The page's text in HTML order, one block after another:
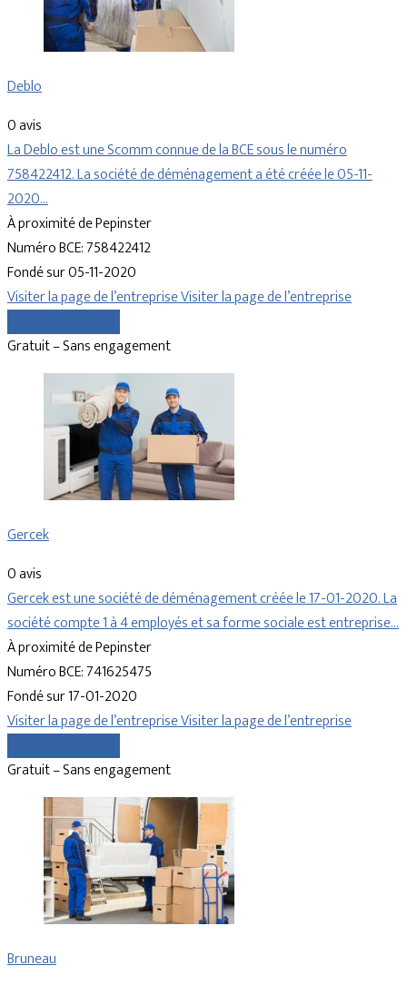
Deblo
0 avis
La Deblo est une Scomm connue de la BCE sous le numéro
758422412. La société de déménagement a été créée le 05-11-
2020…
À proximité de Pepinster
Numéro BCE: 758422412
Fondé sur 05-11-2020
Visiter la page de l’entrepriseVisiter la page de l’entreprise
Gratuit – Sans engagement
Gercek
0 avis
Gercek est une société de déménagement créée le 17-01-2020. La
société compte 1 à 4 employés et sa forme sociale est entreprise…
À proximité de Pepinster
Numéro BCE: 741625475
Fondé sur 17-01-2020
Visiter la page de l’entrepriseVisiter la page de l’entreprise
Gratuit – Sans engagement
Bruneau